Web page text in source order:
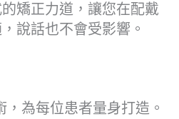
矯正力道，讓您在配戴
說話也不會受影響。
為每位患者量身打造。